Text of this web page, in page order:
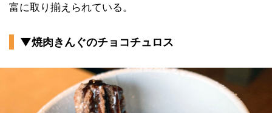
富に取り揃えられている。
▼焼肉きんぐのチョコチュロス